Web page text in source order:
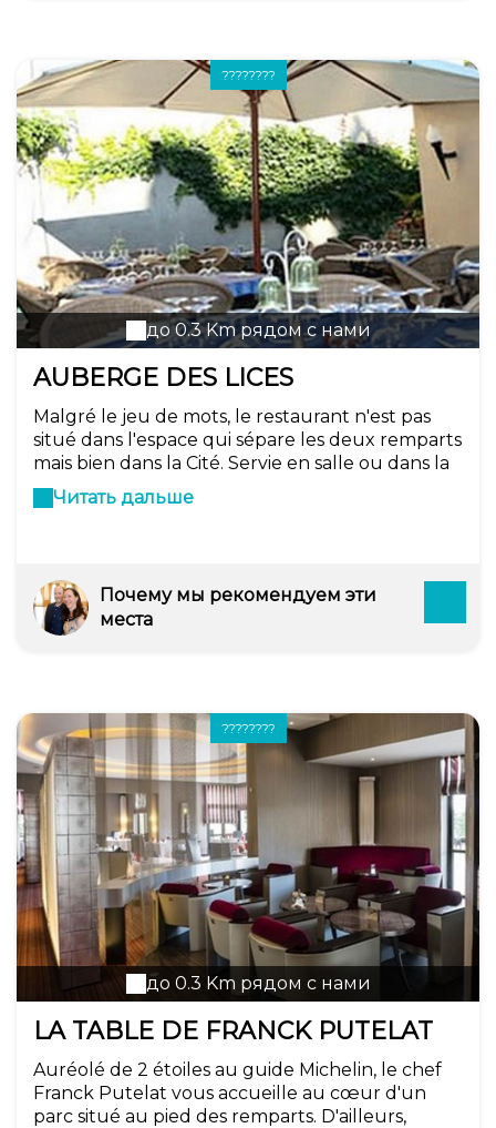
????????
до 0.3 Km рядом с нами
AUBERGE DES LICES
Malgré le jeu de mots, le restaurant n'est pas
situé dans l'espace qui sépare les deux remparts
mais bien dans la Cité. Servie en salle ou dans la
cour intérieure, la cuisine y est traditionnelle. Les
plus gourmands y dégusteront un fameux
Читать дальше
Почему мы рекомендуем эти
места
????????
до 0.3 Km рядом с нами
LA TABLE DE FRANCK PUTELAT
Auréolé de 2 étoiles au guide Michelin, le chef
Franck Putelat vous accueille au cœur d'un
parc situé au pied des remparts. D'ailleurs,